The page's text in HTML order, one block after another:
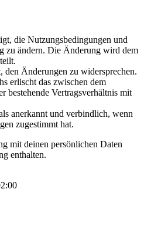
die Nutzungsbedingungen und
zu ändern. Die Änderung wird dem
den Änderungen zu widersprechen.
erlischt das zwischen dem
bestehende Vertragsverhältnis mit
anerkannt und verbindlich, wenn
zugestimmt hat.
mit deinen persönlichen Daten
enthalten.